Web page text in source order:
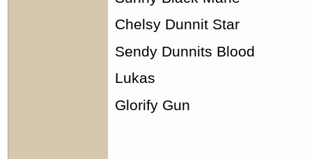
Chelsy Dunnit Star
Sendy Dunnits Blood
Lukas
Glorify Gun